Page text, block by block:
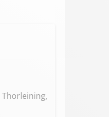
Thorleining,